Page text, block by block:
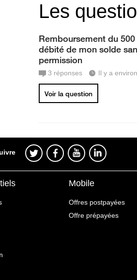
Les
Remboursement du
débité de mon solde
permission
3 réponses Il y a
Voir la question
Mobile
Offres postpayées
Offre prépayées